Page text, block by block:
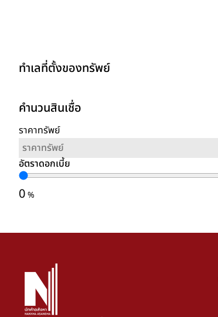
ทำเลที่ตั้งของทรัพย์
คำนวนสินเชื่อ
ราคาทรัพย์
อัตราดอกเบี้ย
0%